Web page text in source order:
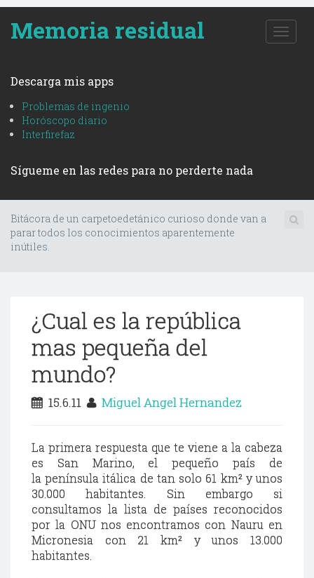
Memoria residual
T
o
t
Descarga mis apps
Problemas de ingenio
Horóscopo diario
Interfirefaz
Sígueme en las redes para no perderte nada
Bitácora de un carpetoedetánico curioso donde van a
parar todos los conocimientos aparentemente
inútiles.
¿Cual es la república
mas pequeña del
mundo?
15.6.11 Miguel Angel Hernandez
La primera respuesta que te viene a la cabeza
es San Marino, el pequeño país de
la península itálica de tan solo 61 km² y unos
30.000 habitantes. Sin embargo si
consultamos la lista de países reconocidos
por la ONU nos encontramos con Nauru en
Micronesia con 21 km² y unos 13.000
habitantes.